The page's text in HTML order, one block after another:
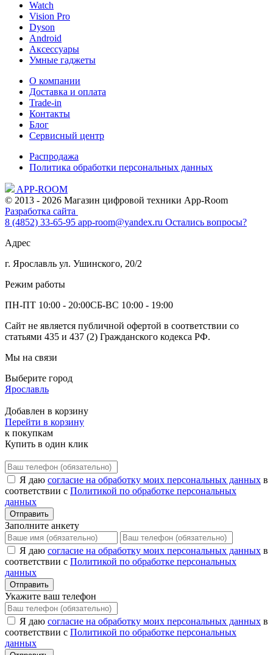
Watch
Vision Pro
Dyson
Android
Аксессуары
Умные гаджеты
О компании
Доставка и оплата
Trade-in
Контакты
Блог
Сервисный центр
Распродажа
Политика обработки персональных данных
APP-ROOM
© 2013 - 2026 Магазин цифровой техники App-Room
Разработка сайта
8 (4852) 33-65-95 app-room@yandex.ru Остались вопросы?
Адрес
г. Ярославль ул. Ушинского, 20/2
Режим работы
ПН-ПТ 10:00 - 20:00СБ-ВС 10:00 - 19:00
Сайт не является публичной офертой в соответствии со
статьями 435 и 437 (2) Гражданского кодекса РФ.
Мы на связи
Выберите город
Ярославль
Добавлен в корзину
Перейти в корзину
к покупкам
Купить в один клик
Я даю согласие на обработку моих персональных данных в
соответствии с Политикой по обработке персональных
данных
Отправить
Заполните анкету
Я даю согласие на обработку моих персональных данных в
соответствии с Политикой по обработке персональных
данных
Отправить
Укажите ваш телефон
Я даю согласие на обработку моих персональных данных в
соответствии с Политикой по обработке персональных
данных